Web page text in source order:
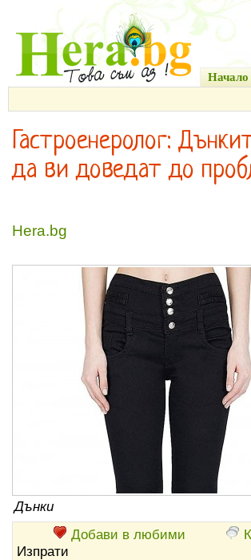
Начало
Гастроенеролог:
да ви доведат до
Hera.bg
Дънки
Добави в любими
Изпрати